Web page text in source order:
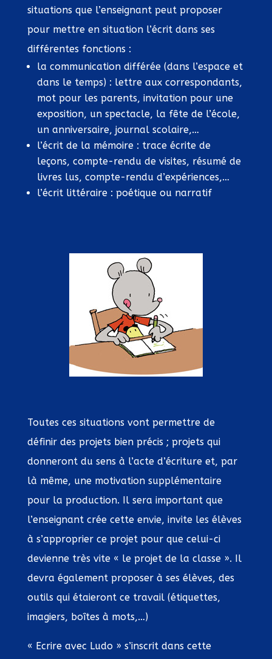
situations que l’enseignant peut proposer
pour mettre en situation l’écrit dans ses
différentes fonctions :
la communication différée (dans l’espace et
dans le temps) : lettre aux correspondants,
mot pour les parents, invitation pour une
exposition, un spectacle, la fête de l’école,
un anniversaire, journal scolaire,…
l’écrit de la mémoire : trace écrite de
leçons, compte-rendu de visites, résumé de
livres lus, compte-rendu d’expériences,…
l’écrit littéraire : poétique ou narratif
Toutes ces situations vont permettre de
définir des projets bien précis ; projets qui
donneront du sens à l’acte d’écriture et, par
là même, une motivation supplémentaire
pour la production. Il sera important que
l’enseignant crée cette envie, invite les élèves
à s’approprier ce projet pour que celui-ci
devienne très vite « le projet de la classe ». Il
devra également proposer à ses élèves, des
outils qui étaieront ce travail (étiquettes,
imagiers, boîtes à mots,…)
« Ecrire avec Ludo » s’inscrit dans cette